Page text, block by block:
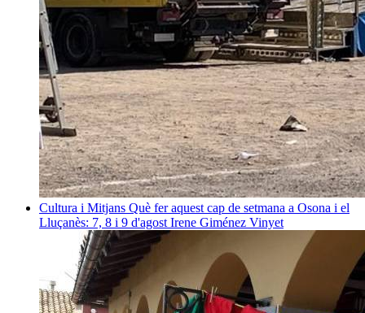
Cultura i Mitjans Què fer aquest cap de setmana a Osona i el
Lluçanès: 7, 8 i 9 d'agost Irene Giménez Vinyet